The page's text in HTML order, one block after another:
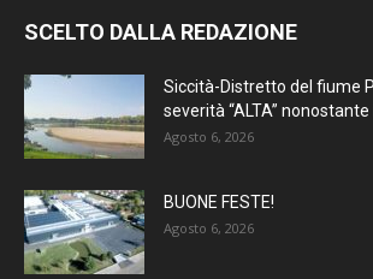
SCELTO DALLA REDAZIONE
Siccità-Distretto del fiume
severità “ALTA”
Agosto 6, 2026
BUONE FESTE!
Agosto 6, 2026